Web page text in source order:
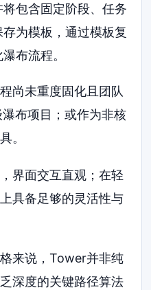
将包含固定阶段、任务
为模板，通过模板复
布流程。
尚未重度固化且团队
布项目；或作为非核
。
界面交互直观；在轻
具备足够的灵活性与
来说，Tower并非纯
深度的关键路径算法